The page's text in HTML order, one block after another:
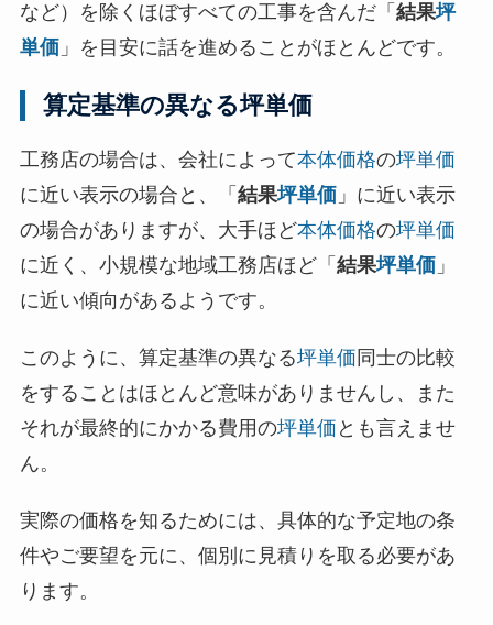
など）を除くほぼすべての工事を含んだ「 結果坪
単価」を目安に話を進めることがほとんどです。
算定基準の異なる坪単価
工務店の場合は、会社によって本体価格の坪単価
に近い表示の場合と、「 結果坪単価」に近い表示
の場合がありますが、大手ほど本体価格の坪単価
に近く、小規模な地域工務店ほど「 結果坪単価」
に近い傾向があるようです。
このように、算定基準の異なる坪単価 同士の比較
をすることはほとんど意味がありませんし、また
それが最終的にかかる費用の坪単価 とも言えませ
ん。
実際の価格を知るためには、具体的な予定地の条
件やご要望を元に、個別に見積りを取る必要があ
ります。